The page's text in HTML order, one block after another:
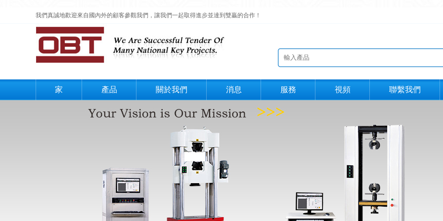
我們真誠地歡迎來自國內外的顧客參觀我們，讓我們一起取得進步並達到雙贏的合作！
家 產品 關於我們 消息 服務 視頻 聯繫我們